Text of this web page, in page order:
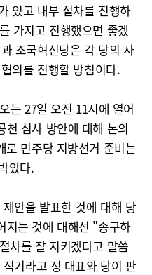
있고 내부 절차를 진행하
가지고 진행했으면 좋겠
조국혁신당은 각 당의 사
의를 진행할 방침이다.
는 27일 오전 11시에 열어
천 심사 방안에 대해 논의
민주당 지방선거 준비는
았다.
안을 발표한 것에 대해 당
지는 것에 대해선 "송구하
차를 잘 지키겠다고 말씀
기라고 정 대표와 당이 판